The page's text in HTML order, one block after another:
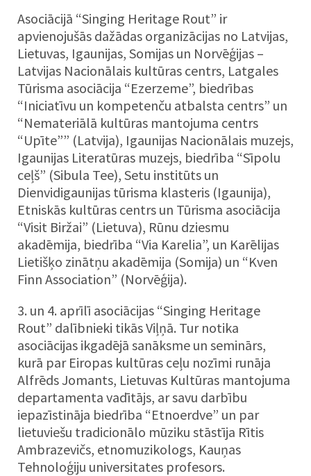
Asociācijā “Singing Heritage Rout” ir
apvienojušās dažādas organizācijas no Latvijas,
Lietuvas, Igaunijas, Somijas un Norvēģijas –
Latvijas Nacionālais kultūras centrs, Latgales
Tūrisma asociācija “Ezerzeme”, biedrības
“Iniciatīvu un kompetenču atbalsta centrs” un
“Nemateriālā kultūras mantojuma centrs
“Upīte”” (Latvija), Igaunijas Nacionālais muzejs,
Igaunijas Literatūras muzejs, biedrība “Sīpolu
ceļš” (Sibula Tee), Setu institūts un
Dienvidigaunijas tūrisma klasteris (Igaunija),
Etniskās kultūras centrs un Tūrisma asociācija
“Visit Biržai” (Lietuva), Rūnu dziesmu
akadēmija, biedrība “Via Karelia”, un Karēlijas
Lietišķo zinātņu akadēmija (Somija) un “Kven
Finn Association” (Norvēģija).
3. un 4. aprīlī asociācijas “Singing Heritage
Rout” dalībnieki tikās Viļņā. Tur notika
asociācijas ikgadējā sanāksme un seminārs,
kurā par Eiropas kultūras ceļu nozīmi runāja
Alfrēds Jomants, Lietuvas Kultūras mantojuma
departamenta vadītājs, ar savu darbību
iepazīstināja biedrība “Etnoerdve” un par
lietuviešu tradicionālo mūziku stāstīja Rītis
Ambrazevičs, etnomuzikologs, Kauņas
Tehnoloģiju universitates profesors.